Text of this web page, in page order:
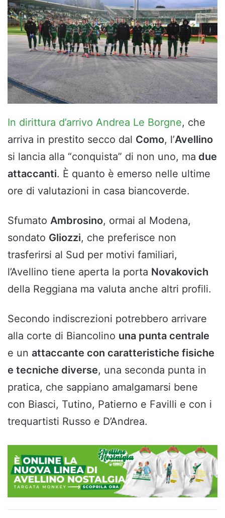
In dirittura d’arrivo Andrea Le Borgne, che
arriva in prestito secco dal Como, l’Avellino
si lancia alla “conquista” di non uno, ma due
attaccanti. È quanto è emerso nelle ultime
ore di valutazioni in casa biancoverde.
Sfumato Ambrosino, ormai al Modena,
sondato Gliozzi, che preferisce non
trasferirsi al Sud per motivi familiari,
l’Avellino tiene aperta la porta Novakovich
della Reggiana ma valuta anche altri profili.
Secondo indiscrezioni potrebbero arrivare
alla corte di Biancolino una punta centrale
e un attaccante con caratteristiche fisiche
e tecniche diverse, una seconda punta in
pratica, che sappiano amalgamarsi bene
con Biasci, Tutino, Patierno e Favilli e con i
trequartisti Russo e D’Andrea.